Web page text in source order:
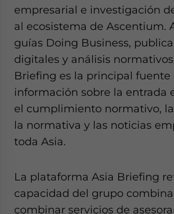
empresarial e investigación
al ecosistema de Ascentium.
guías Doing Business,
digitales y análisis
Briefing es la principal fuente
información sobre la entrada
el cumplimiento normativo,
la normativa y las noticias
toda Asia.
La plataforma Asia Briefing
capacidad del grupo
combinar servicios de